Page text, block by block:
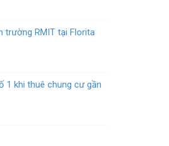
trường RMIT tại Florita
1 khi thuê chung cư gần